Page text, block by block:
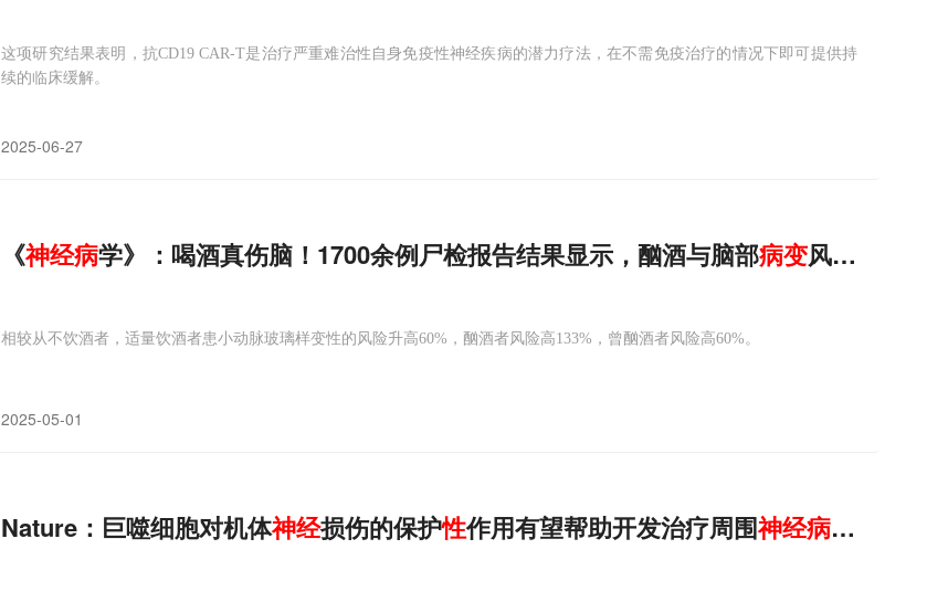
这项研究结果表明，抗CD19 CAR-T是治疗严重难治性自身免疫性神经疾病的潜力疗法，在不需免疫治疗的情况下即可提供持
续的临床缓解。
2025-06-27
《神经病学》：喝酒真伤脑！1700余例尸检报告结果显示，酗酒与脑部病变风险增加
相较从不饮酒者，适量饮酒者患小动脉玻璃样变性的风险升高60%，酗酒者风险高133%，曾酗酒者风险高60%。
2025-05-01
Nature：巨噬细胞对机体神经损伤的保护性作用有望帮助开发治疗周围神经病变